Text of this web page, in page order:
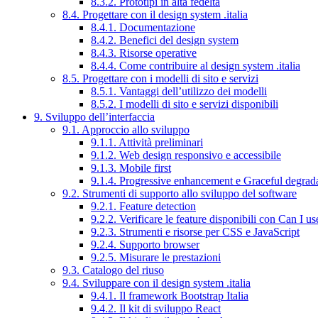
8.4. Progettare con il design system .italia
8.4.1. Documentazione
8.4.2. Benefici del design system
8.4.3. Risorse operative
8.4.4. Come contribuire al design system .italia
8.5. Progettare con i modelli di sito e servizi
8.5.1. Vantaggi dell’utilizzo dei modelli
8.5.2. I modelli di sito e servizi disponibili
9. Sviluppo dell’interfaccia
9.1. Approccio allo sviluppo
9.1.1. Attività preliminari
9.1.2. Web design responsivo e accessibile
9.1.3. Mobile first
9.1.4. Progressive enhancement e Graceful
9.2. Strumenti di supporto allo sviluppo del software
9.2.1. Feature detection
9.2.2. Verificare le feature disponibili con Can I
9.2.3. Strumenti e risorse per CSS e JavaScript
9.2.4. Supporto browser
9.2.5. Misurare le prestazioni
9.3. Catalogo del riuso
9.4. Sviluppare con il design system .italia
9.4.1. Il framework Bootstrap Italia
9.4.2. Il kit di sviluppo React